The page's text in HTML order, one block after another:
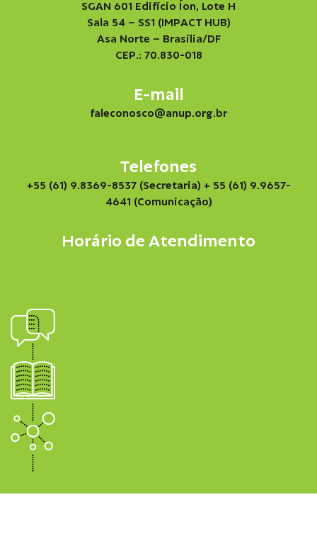
SGAN 601 Edifício Íon, Lote H
Sala 54 – SS1 (IMPACT HUB)
Asa Norte – Brasília/DF
CEP.: 70.830-018
E-mail
faleconosco@anup.org.br
Telefones
+55 (61) 9.8369-8537 (Secretaria) + 55 (61) 9.9657-
4641 (Comunicação)
Horário de Atendimento